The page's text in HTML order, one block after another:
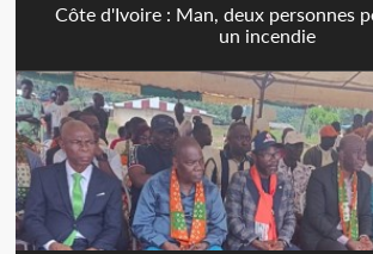
Côte d'Ivoire : Man, deux personnes
un incendie